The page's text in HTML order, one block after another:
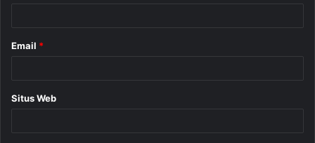
Email *
Situs Web